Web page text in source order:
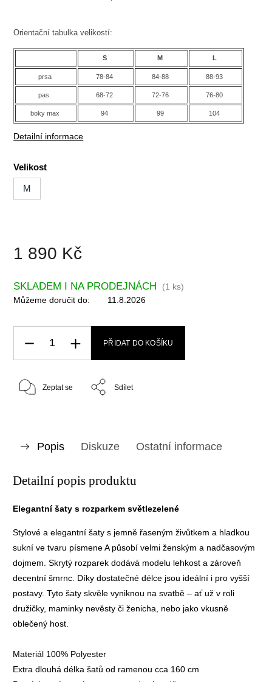
Orientační tabulka velikostí:
S M L
prsa 78-84 84-88 88-93
pas 68-72 72-76 76-80
boky max 94 99 104
Detailní informace
Velikost
M
1 890 Kč
SKLADEM I NA PRODEJNÁCH (1 ks)
Můžeme doručit do:
11.8.2026
PŘIDAT DO KOŠÍKU
Zeptat se Sdílet
Popis Diskuze Ostatní informace
Detailní popis produktu
Elegantní šaty s rozparkem světlezelené
Stylové a elegantní šaty s jemně řaseným živůtkem a hladkou
sukní ve tvaru písmene A působí velmi ženským a nadčasovým
dojmem. Skrytý rozparek dodává modelu lehkost a zároveň
decentní šmrnc. Díky dostatečné délce jsou ideální i pro vyšší
postavy. Tyto šaty skvěle vyniknou na svatbě – ať už v roli
družičky, maminky nevěsty či ženicha, nebo jako vkusně
oblečený host.
Materiál 100% Polyester
Extra dlouhá délka šatů od ramenou cca 160 cm